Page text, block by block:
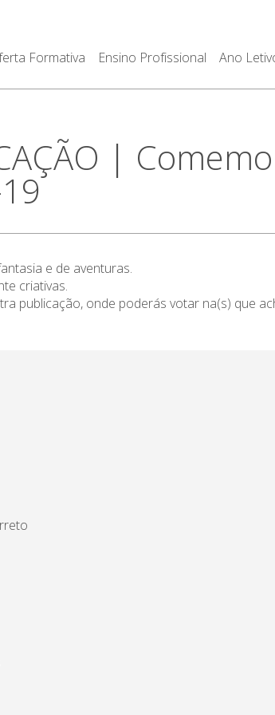
Formativa Ensino Profissional Ano
|
e de aventuras.
criativas.
publicação, onde poderás votar na(s) que